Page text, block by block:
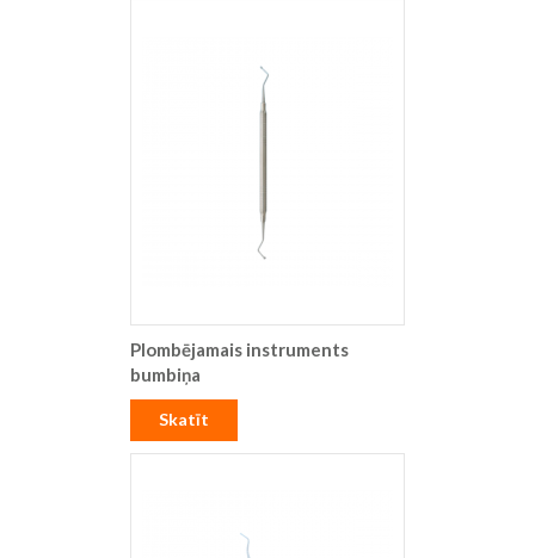
Plombējamais instruments
bumbiņa
Skatīt